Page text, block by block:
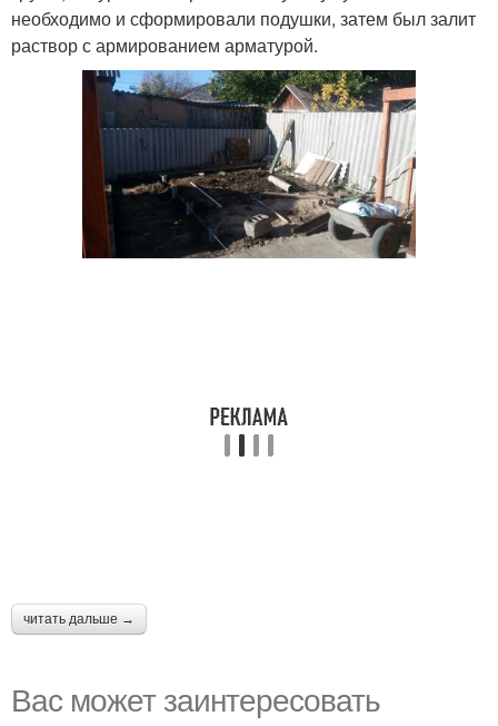
необходимо и сформировали подушки, затем был залит
раствор с армированием арматурой.
читать дальше →
Вас может заинтересовать